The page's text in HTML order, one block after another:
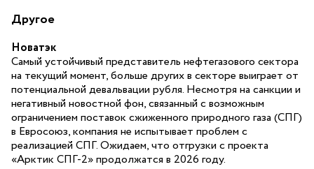
Другое
Новатэк
Самый устойчивый представитель нефтегазового сектора
на текущий момент, больше других в секторе выиграет от
потенциальной девальвации рубля. Несмотря на санкции и
негативный новостной фон, связанный с возможным
ограничением поставок сжиженного природного газа (СПГ)
в Евросоюз, компания не испытывает проблем с
реализацией СПГ. Ожидаем, что отгрузки с проекта
«Арктик СПГ-2» продолжатся в 2026 году.